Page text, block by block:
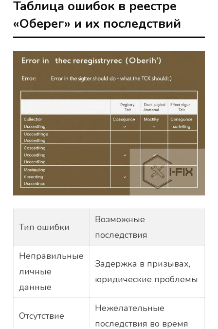
Таблица ошибок в реестре
«Оберег» и их последствий
Тип ошибки
Возможные
последствия
Неправильные
личные
данные
Задержка в призывах,
юридические проблемы
Отсутствие
Нежелательные
последствия во время